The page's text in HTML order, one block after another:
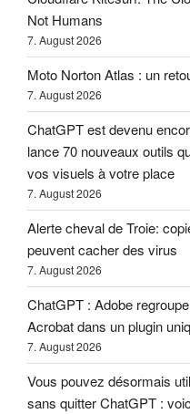
Not Humans
7. August 2026
Moto Norton Atlas : un
7. August 2026
ChatGPT est devenu
lance 70 nouveaux outils
vos visuels à votre place
7. August 2026
Alerte cheval de Troie:
peuvent cacher des virus
7. August 2026
ChatGPT : Adobe
Acrobat dans un plugin
7. August 2026
Vous pouvez désormais
sans quitter ChatGPT :